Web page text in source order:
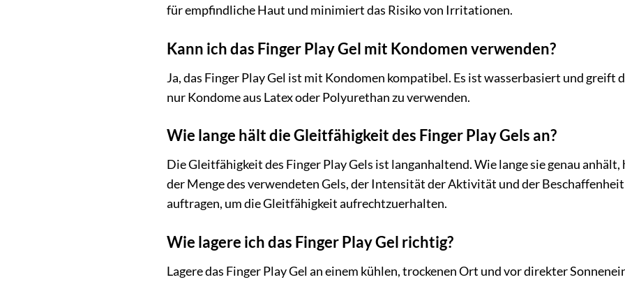
für empfindliche Haut und minimiert das Risiko von Irritationen.
Kann ich das Finger Play Gel mit Kondomen verwenden?
Ja, das Finger Play Gel ist mit Kondomen kompatibel. Es ist wasserbasiert und greift
nur Kondome aus Latex oder Polyurethan zu verwenden.
Wie lange hält die Gleitfähigkeit des Finger Play Gels an?
Die Gleitfähigkeit des Finger Play Gels ist langanhaltend. Wie lange sie genau
der Menge des verwendeten Gels, der Intensität der Aktivität und der
auftragen, um die Gleitfähigkeit aufrechtzuerhalten.
Wie lagere ich das Finger Play Gel richtig?
Lagere das Finger Play Gel an einem kühlen, trockenen Ort und vor direkter